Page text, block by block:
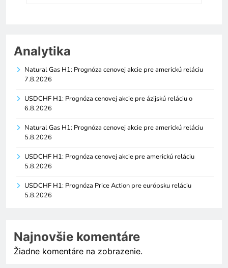
Analytika
Natural Gas H1: Prognóza cenovej akcie pre americkú reláciu
7.8.2026
USDCHF H1: Prognóza cenovej akcie pre ázijskú reláciu o
6.8.2026
Natural Gas H1: Prognóza cenovej akcie pre americkú reláciu
5.8.2026
USDCHF H1: Prognóza cenovej akcie pre americkú reláciu
5.8.2026
USDCHF H1: Prognóza Price Action pre európsku reláciu
5.8.2026
Najnovšie komentáre
Žiadne komentáre na zobrazenie.